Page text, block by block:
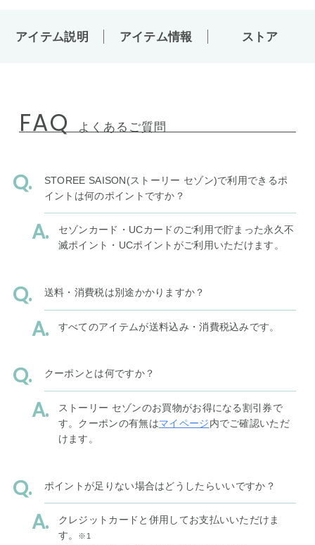
アイテム説明 アイテム情報 ストア
FAQ よくあるご質問
STOREE SAISON(ストーリー セゾン)で利用できるポ
イントは何のポイントですか？
セゾンカード・UCカードのご利用で貯まった永久不
滅ポイント・UCポイントがご利用いただけます。
送料・消費税は別途かかりますか？
すべてのアイテムが送料込み・消費税込みです。
クーポンとは何ですか？
ストーリー セゾンのお買物がお得になる割引券で
す。クーポンの有無はマイページ内でご確認いただ
けます。
ポイントが足りない場合はどうしたらいいですか？
クレジットカードと併用してお支払いいただけま
す。
※1